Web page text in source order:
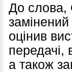
До слова,
оцінив
передачі,
а також